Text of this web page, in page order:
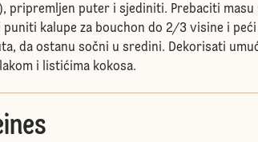
pripremljen puter i sjediniti. Prebaciti masu
kalupe za bouchon do 2/3 visine i peći
da ostanu sočni u sredini. Dekorisati
i listićima kokosa.